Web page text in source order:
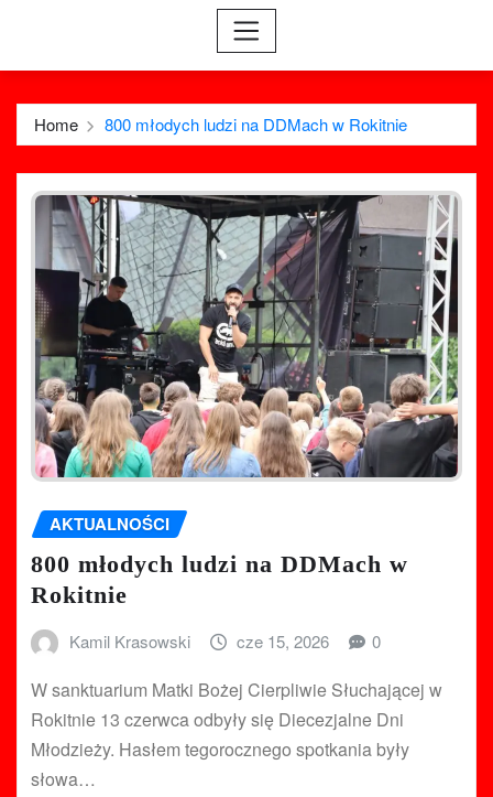
Home 800 młodych ludzi na DDMach w Rokitnie
AKTUALNOŚCI
800 młodych ludzi na DDMach w
Rokitnie
Kamil Krasowski cze 15, 2026 0
W sanktuarium Matki Bożej Cierpliwie Słuchającej w
Rokitnie 13 czerwca odbyły się Diecezjalne Dni
Młodzieży. Hasłem tegorocznego spotkania były
słowa…